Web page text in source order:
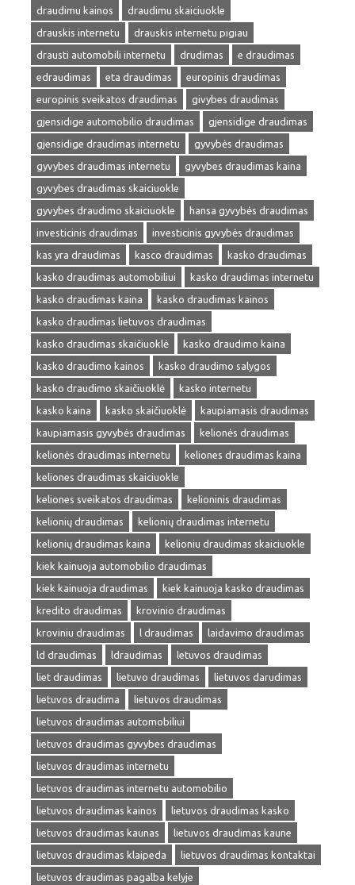
draudimu kainos
draudimu skaiciuokle
drauskis internetu
drauskis internetu pigiau
drausti automobili internetu
drudimas
e draudimas
edraudimas
eta draudimas
europinis draudimas
europinis sveikatos draudimas
givybes draudimas
gjensidige automobilio draudimas
gjensidige draudimas
gjensidige draudimas internetu
gyvybės draudimas
gyvybes draudimas internetu
gyvybes draudimas kaina
gyvybes draudimas skaiciuokle
gyvybes draudimo skaiciuokle
hansa gyvybės draudimas
investicinis draudimas
investicinis gyvybės draudimas
kas yra draudimas
kasco draudimas
kasko draudimas
kasko draudimas automobiliui
kasko draudimas internetu
kasko draudimas kaina
kasko draudimas kainos
kasko draudimas lietuvos draudimas
kasko draudimas skaičiuoklė
kasko draudimo kaina
kasko draudimo kainos
kasko draudimo salygos
kasko draudimo skaičiuoklė
kasko internetu
kasko kaina
kasko skaičiuoklė
kaupiamasis draudimas
kaupiamasis gyvybės draudimas
kelionės draudimas
kelionės draudimas internetu
keliones draudimas kaina
keliones draudimas skaiciuokle
keliones sveikatos draudimas
kelioninis draudimas
kelionių draudimas
kelionių draudimas internetu
kelionių draudimas kaina
kelioniu draudimas skaiciuokle
kiek kainuoja automobilio draudimas
kiek kainuoja draudimas
kiek kainuoja kasko draudimas
kredito draudimas
krovinio draudimas
kroviniu draudimas
l draudimas
laidavimo draudimas
ld draudimas
ldraudimas
letuvos draudimas
liet draudimas
lietuvo draudimas
lietuvos darudimas
lietuvos draudima
lietuvos draudimas
lietuvos draudimas automobiliui
lietuvos draudimas gyvybes draudimas
lietuvos draudimas internetu
lietuvos draudimas internetu automobilio
lietuvos draudimas kainos
lietuvos draudimas kasko
lietuvos draudimas kaunas
lietuvos draudimas kaune
lietuvos draudimas klaipeda
lietuvos draudimas kontaktai
lietuvos draudimas pagalba kelyje